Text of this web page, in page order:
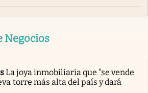
Negocios
La joya inmobiliaria que “se vende
torre más alta del país y dará